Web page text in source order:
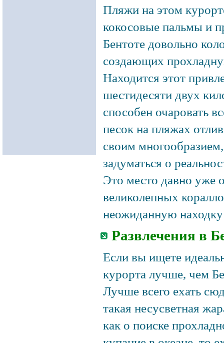
Пляжи на этом
кокосовые пальмы и
Бентоте довольно
создающих
Находится этот
шестидесяти двух
способен очаровать
песок на пляжах
своим
задуматься о
Это место давно уже
великолепных
неожиданную
Развлечения в
Если вы ищете
курорта лучше, чем
Лучше всего ехать
такая несусветная
как о поиске